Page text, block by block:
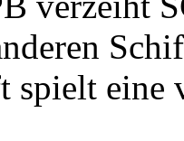
spielt eine